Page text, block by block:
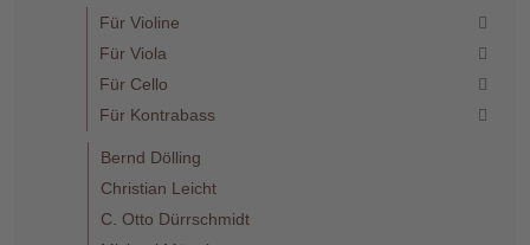
Für Violine
Für Viola
Für Cello
Für Kontrabass
Bernd Dölling
Christian Leicht
C. Otto Dürrschmidt